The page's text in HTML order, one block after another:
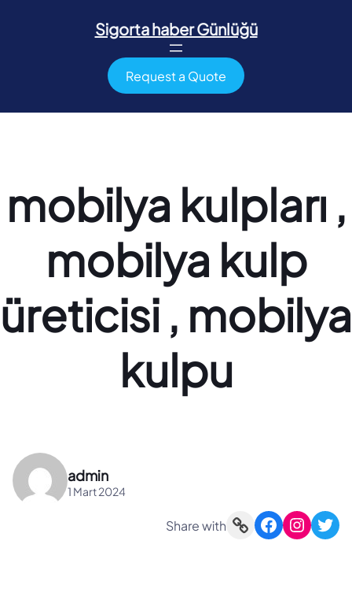
Sigorta haber Günlüğü
Request a Quote
mobilya kulpları ,
mobilya kulp
üreticisi , mobilya
kulpu
admin
1 Mart 2024
Share with Link Facebook Instagram Twitter